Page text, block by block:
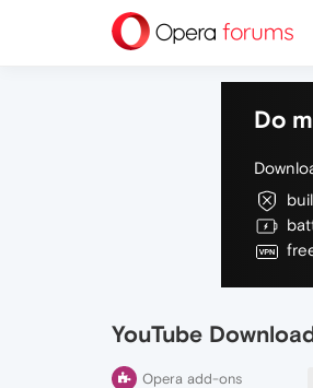
Do
YouTube
Opera add-ons